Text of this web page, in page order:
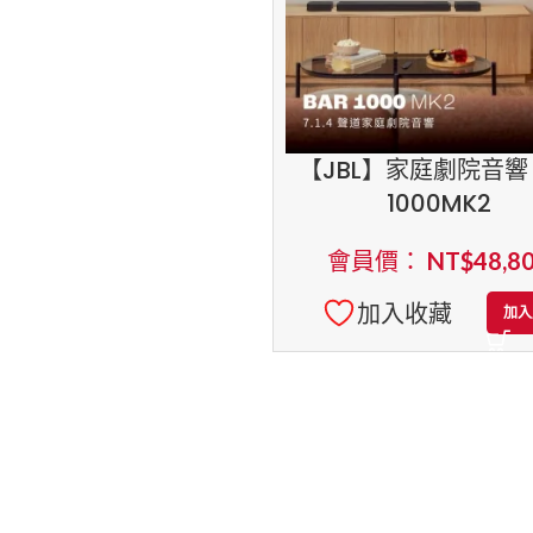
【JBL】家庭劇院音
1000MK2
會員價： NT$
加入收藏
加